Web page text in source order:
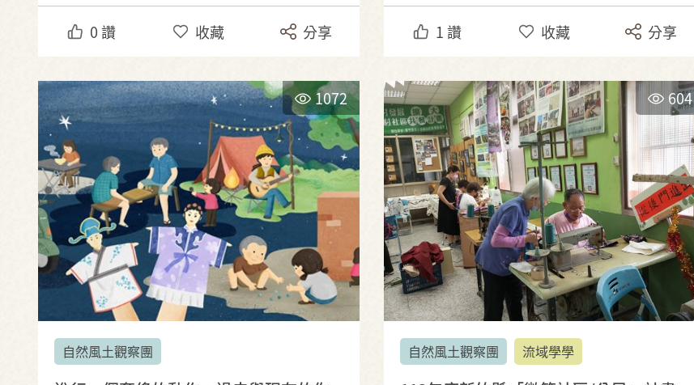
0讚 收藏 分享 1讚 收藏 分享
1072
自然風土觀察團
604
自然風土觀察團 流域學學